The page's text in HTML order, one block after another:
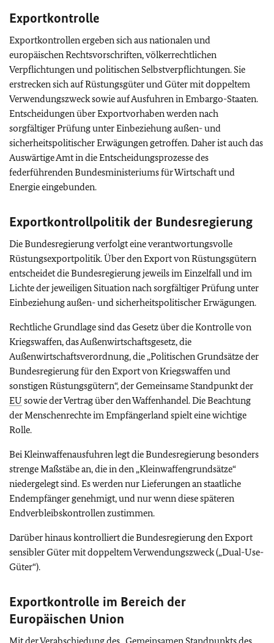
Exportkontrolle
Exportkontrollen ergeben sich aus nationalen und
europäischen Rechtsvorschriften, völkerrechtlichen
Verpflichtungen und politischen Selbstverpflichtungen. Sie
erstrecken sich auf Rüstungsgüter und Güter mit doppeltem
Verwendungszweck sowie auf Ausfuhren in Embargo-Staaten.
Entscheidungen über Exportvorhaben werden nach
sorgfältiger Prüfung unter Einbeziehung außen- und
sicherheitspolitischer Erwägungen getroffen. Daher ist auch das
Auswärtige Amt in die Entscheidungsprozesse des
federführenden Bundesministeriums für Wirtschaft und
Energie eingebunden.
Exportkontrollpolitik der Bundesregierung
Die Bundesregierung verfolgt eine verantwortungsvolle
Rüstungsexportpolitik. Über den Export von Rüstungsgütern
entscheidet die Bundesregierung jeweils im Einzelfall und im
Lichte der jeweiligen Situation nach sorgfältiger Prüfung unter
Einbeziehung außen- und sicherheitspolitischer Erwägungen.
Rechtliche Grundlage sind das Gesetz über die Kontrolle von
Kriegswaffen, das Außenwirtschaftsgesetz, die
Außenwirtschaftsverordnung, die „Politischen Grundsätze der
Bundesregierung für den Export von Kriegswaffen und
sonstigen Rüstungsgütern“, der Gemeinsame Standpunkt der
EU sowie der Vertrag über den Waffenhandel. Die Beachtung
der Menschenrechte im Empfängerland spielt eine wichtige
Rolle.
Bei Kleinwaffenausfuhren legt die Bundesregierung besonders
strenge Maßstäbe an, die in den „Kleinwaffengrundsätze“
niedergelegt sind. Es werden nur Lieferungen an staatliche
Endempfänger genehmigt, und nur wenn diese späteren
Endverbleibskontrollen zustimmen.
Darüber hinaus kontrolliert die Bundesregierung den Export
sensibler Güter mit doppeltem Verwendungszweck („Dual-Use-
Güter“).
Exportkontrolle im Bereich der
Europäischen Union
Mit der Verabschiedung des „Gemeinsamen Standpunkts des